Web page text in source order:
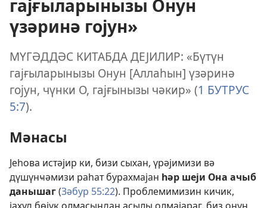
гајғыларынызы Онун
үзәринә гојун»
МҮГӘДДӘС КИТАБДА ДЕЈИЛИР: «Бүтүн
гајғыларынызы Онун [Аллаһын] үзәринә
гојун, чүнки О, гајғынызы чәкир» (1 БУТРУС
5:7).
Мәнасы
Јеһова истәјир ки, бизи сыхан, үрәјимизи вә
дүшүнҹәмизи раһат бурахмајан һәр шеји Она ачыб
данышаг(Зәбур 55:22). Проблемимизин кичик,